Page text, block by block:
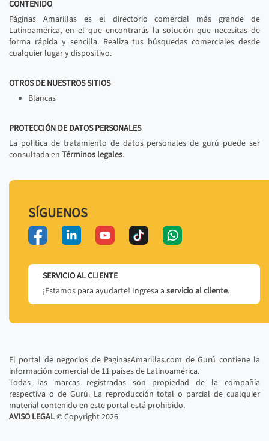
CONTENIDO
Páginas Amarillas es el directorio comercial más grande de
Latinoamérica, en el que encontrarás la solución que necesitas de
forma rápida y sencilla. Realiza tus búsquedas comerciales desde
cualquier lugar y dispositivo.
OTROS DE NUESTROS SITIOS
Blancas
PROTECCIÓN DE DATOS PERSONALES
La política de tratamiento de datos personales de gurú puede ser
consultada en Términos legales.
SÍGUENOS
SERVICIO AL CLIENTE
¡Estamos para ayudarte! Ingresa a servicio al cliente.
El portal de negocios de PaginasAmarillas.com de Gurú contiene la
información comercial de 11 países de Latinoamérica.
Todas las marcas registradas son propiedad de la compañía
respectiva o de Gurú. La reproducción total o parcial de cualquier
material contenido en este portal está prohibido.
AVISO LEGAL© Copyright2026